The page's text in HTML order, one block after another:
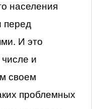
населения
перед
И это
и
своем
проблемных